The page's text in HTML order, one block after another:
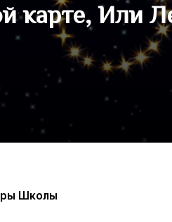
карте, Или
Школы